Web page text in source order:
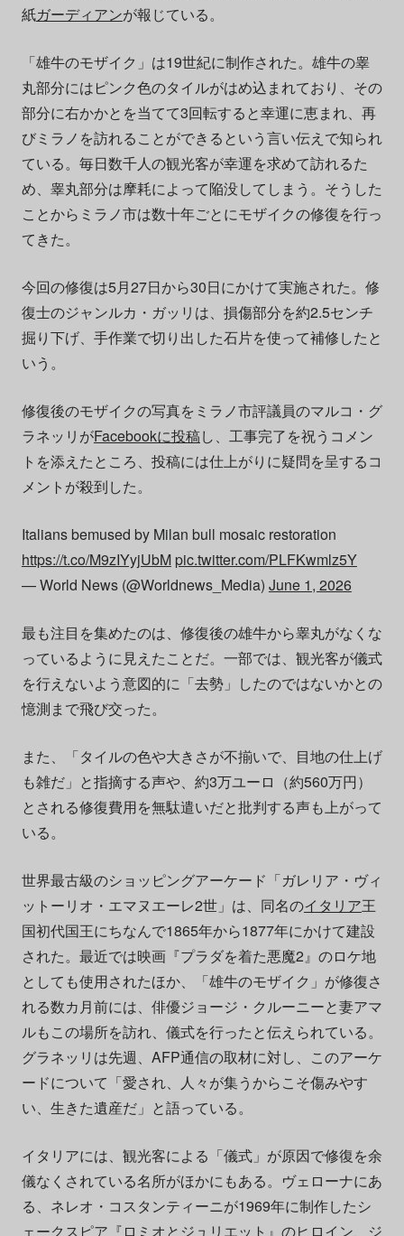
紙ガーディアンが報じている。
「雄牛のモザイク」は19世紀に制作された。雄牛の睾
丸部分にはピンク色のタイルがはめ込まれており、その
部分に右かかとを当てて3回転すると幸運に恵まれ、再
びミラノを訪れることができるという言い伝えで知られ
ている。毎日数千人の観光客が幸運を求めて訪れるた
め、睾丸部分は摩耗によって陥没してしまう。そうした
ことからミラノ市は数十年ごとにモザイクの修復を行っ
てきた。
今回の修復は5月27日から30日にかけて実施された。修
復士のジャンルカ・ガッリは、損傷部分を約2.5センチ
掘り下げ、手作業で切り出した石片を使って補修したと
いう。
修復後のモザイクの写真をミラノ市評議員のマルコ・グ
ラネッリがFacebookに投稿し、工事完了を祝うコメン
トを添えたところ、投稿には仕上がりに疑問を呈するコ
メントが殺到した。
Italians bemused by Milan bull mosaic restoration
https://t.co/M9zIYyjUbM pic.twitter.com/PLFKwmlz5Y
— World News (@Worldnews_Media) June 1, 2026
最も注目を集めたのは、修復後の雄牛から睾丸がなくな
っているように見えたことだ。一部では、観光客が儀式
を行えないよう意図的に「去勢」したのではないかとの
憶測まで飛び交った。
また、「タイルの色や大きさが不揃いで、目地の仕上げ
も雑だ」と指摘する声や、約3万ユーロ（約560万円）
とされる修復費用を無駄遣いだと批判する声も上がって
いる。
世界最古級のショッピングアーケード「ガレリア・ヴィ
ットーリオ・エマヌエーレ2世」は、同名のイタリア王
国初代国王にちなんで1865年から1877年にかけて建設
された。最近では映画『プラダを着た悪魔2』のロケ地
としても使用されたほか、「雄牛のモザイク」が修復さ
れる数カ月前には、俳優ジョージ・クルーニーと妻アマ
ルもこの場所を訪れ、儀式を行ったと伝えられている。
グラネッリは先週、AFP通信の取材に対し、このアーケ
ードについて「愛され、人々が集うからこそ傷みやす
い、生きた遺産だ」と語っている。
イタリアには、観光客による「儀式」が原因で修復を余
儀なくされている名所がほかにもある。ヴェローナにあ
る、ネレオ・コスタンティーニが1969年に制作したシ
ェークスピア『ロミオとジュリエット』のヒロイン、ジ